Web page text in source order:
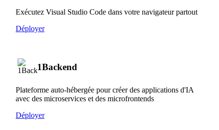
Exécutez Visual Studio Code dans votre navigateur partout
Déployer
1Backend
Plateforme auto-hébergée pour créer des applications d'IA
avec des microservices et des microfrontends
Déployer